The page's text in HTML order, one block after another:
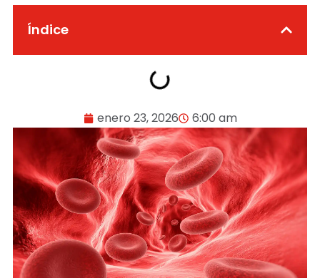
Índice
enero 23, 2026 6:00 am